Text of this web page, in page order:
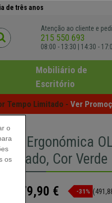
de três anos
Atenção ao cliente e
215 550 693
08:00 - 13:30 | 14:30 -
Mobiliário de
Escritório
Tempo Limitado - Ver
Ergonómica
Cor Verde
379,90 € -31%
o
os